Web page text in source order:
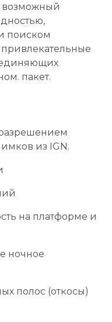
поиском
пакет.
из IGN.
на платформе и
ночное
полос (откосы)